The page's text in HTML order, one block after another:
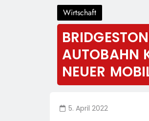
Wirtschaft
AUTOBAHN
NEUER
5. April 2022